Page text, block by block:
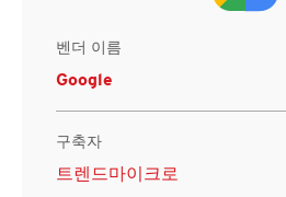
벤더 이름
Google
구축자
트렌드마이크로